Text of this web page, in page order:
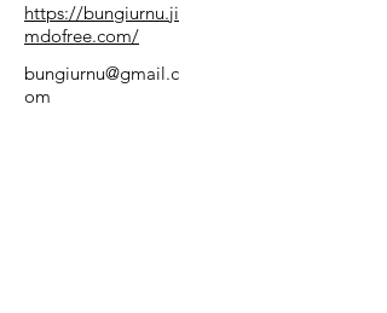
https://bungiurnu.ji
mdofree.com/
bungiurnu@gmail.c
om